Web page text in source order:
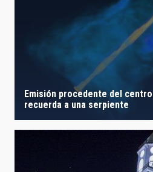
Emisión procedente del
recuerda a una serpiente